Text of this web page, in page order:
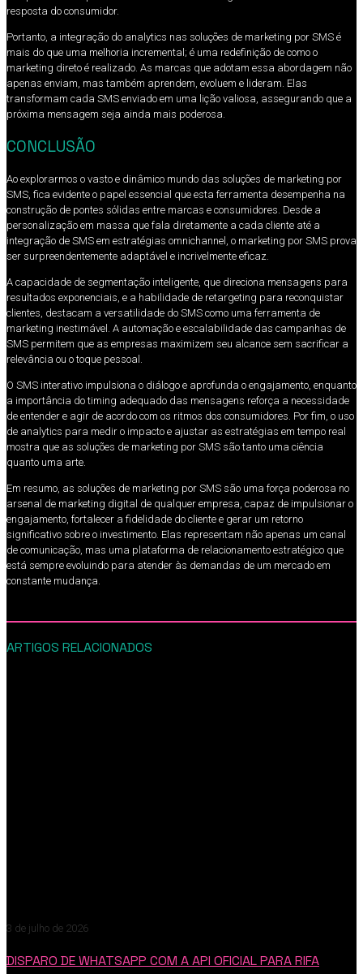
resposta do consumidor.
Portanto, a integração do analytics nas soluções de marketing por SMS é
mais do que uma melhoria incremental; é uma redefinição de como o
marketing direto é realizado. As marcas que adotam essa abordagem não
apenas enviam, mas também aprendem, evoluem e lideram. Elas
transformam cada SMS enviado em uma lição valiosa, assegurando que a
próxima mensagem seja ainda mais poderosa.
CONCLUSÃO
Ao explorarmos o vasto e dinâmico mundo das soluções de marketing por
SMS, fica evidente o papel essencial que esta ferramenta desempenha na
construção de pontes sólidas entre marcas e consumidores. Desde a
personalização em massa que fala diretamente a cada cliente até a
integração de SMS em estratégias omnichannel, o marketing por SMS prova
ser surpreendentemente adaptável e incrivelmente eficaz.
A capacidade de segmentação inteligente, que direciona mensagens para
resultados exponenciais, e a habilidade de retargeting para reconquistar
clientes, destacam a versatilidade do SMS como uma ferramenta de
marketing inestimável. A automação e escalabilidade das campanhas de
SMS permitem que as empresas maximizem seu alcance sem sacrificar a
relevância ou o toque pessoal.
O SMS interativo impulsiona o diálogo e aprofunda o engajamento, enquanto
a importância do timing adequado das mensagens reforça a necessidade
de entender e agir de acordo com os ritmos dos consumidores. Por fim, o uso
de analytics para medir o impacto e ajustar as estratégias em tempo real
mostra que as soluções de marketing por SMS são tanto uma ciência
quanto uma arte.
Em resumo, as soluções de marketing por SMS são uma força poderosa no
arsenal de marketing digital de qualquer empresa, capaz de impulsionar o
engajamento, fortalecer a fidelidade do cliente e gerar um retorno
significativo sobre o investimento. Elas representam não apenas um canal
de comunicação, mas uma plataforma de relacionamento estratégico que
está sempre evoluindo para atender às demandas de um mercado em
constante mudança.
ARTIGOS RELACIONADOS
3 de julho de 2026
DISPARO DE WHATSAPP COM A API OFICIAL PARA RIFA